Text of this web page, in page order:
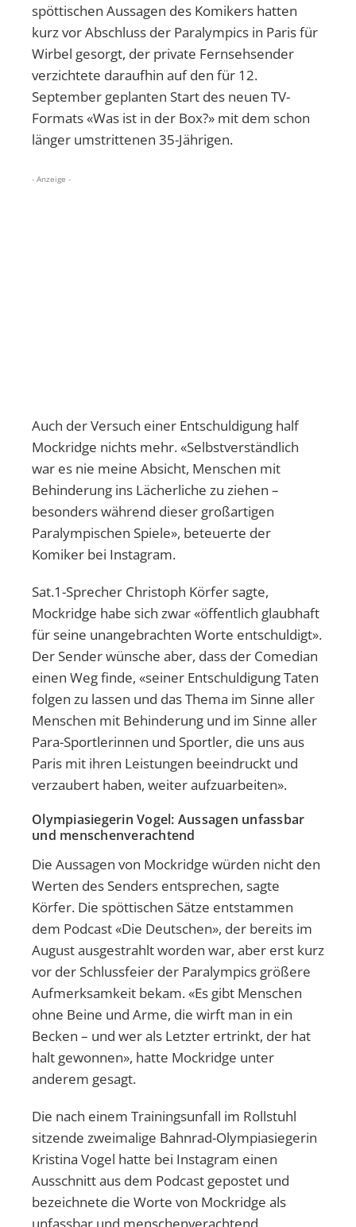
spöttischen Aussagen des Komikers hatten
kurz vor Abschluss der Paralympics in Paris für
Wirbel gesorgt, der private Fernsehsender
verzichtete daraufhin auf den für 12.
September geplanten Start des neuen TV-
Formats «Was ist in der Box?» mit dem schon
länger umstrittenen 35-Jährigen.
- Anzeige -
Auch der Versuch einer Entschuldigung half
Mockridge nichts mehr. «Selbstverständlich
war es nie meine Absicht, Menschen mit
Behinderung ins Lächerliche zu ziehen –
besonders während dieser großartigen
Paralympischen Spiele», beteuerte der
Komiker bei Instagram.
Sat.1-Sprecher Christoph Körfer sagte,
Mockridge habe sich zwar «öffentlich glaubhaft
für seine unangebrachten Worte entschuldigt».
Der Sender wünsche aber, dass der Comedian
einen Weg finde, «seiner Entschuldigung Taten
folgen zu lassen und das Thema im Sinne aller
Menschen mit Behinderung und im Sinne aller
Para-Sportlerinnen und Sportler, die uns aus
Paris mit ihren Leistungen beeindruckt und
verzaubert haben, weiter aufzuarbeiten».
Olympiasiegerin Vogel: Aussagen unfassbar
und menschenverachtend
Die Aussagen von Mockridge würden nicht den
Werten des Senders entsprechen, sagte
Körfer. Die spöttischen Sätze entstammen
dem Podcast «Die Deutschen», der bereits im
August ausgestrahlt worden war, aber erst kurz
vor der Schlussfeier der Paralympics größere
Aufmerksamkeit bekam. «Es gibt Menschen
ohne Beine und Arme, die wirft man in ein
Becken – und wer als Letzter ertrinkt, der hat
halt gewonnen», hatte Mockridge unter
anderem gesagt.
Die nach einem Trainingsunfall im Rollstuhl
sitzende zweimalige Bahnrad-Olympiasiegerin
Kristina Vogel hatte bei Instagram einen
Ausschnitt aus dem Podcast gepostet und
bezeichnete die Worte von Mockridge als